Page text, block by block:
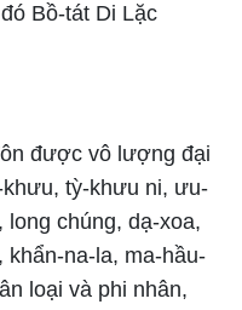
Bồ-tát Di Lặc
được vô lượng đại
tỳ-khưu ni, ưu-
long chúng, dạ-xoa,
khẩn-na-la, ma-hầu-
loại và phi nhân,